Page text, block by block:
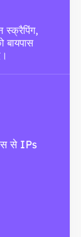
स्क्रैपिंग,
बायपास
से IPs